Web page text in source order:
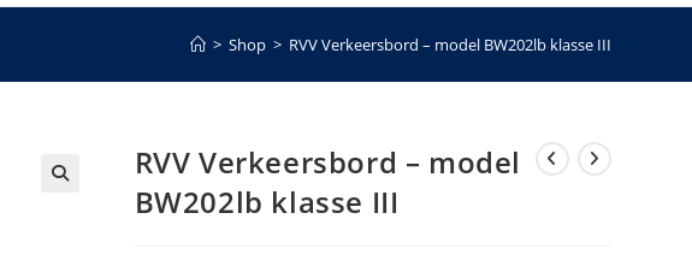
site
> Shop > RVV Verkeersbord – model BW202lb klasse III
RVV Verkeersbord – model
BW202lb klasse III